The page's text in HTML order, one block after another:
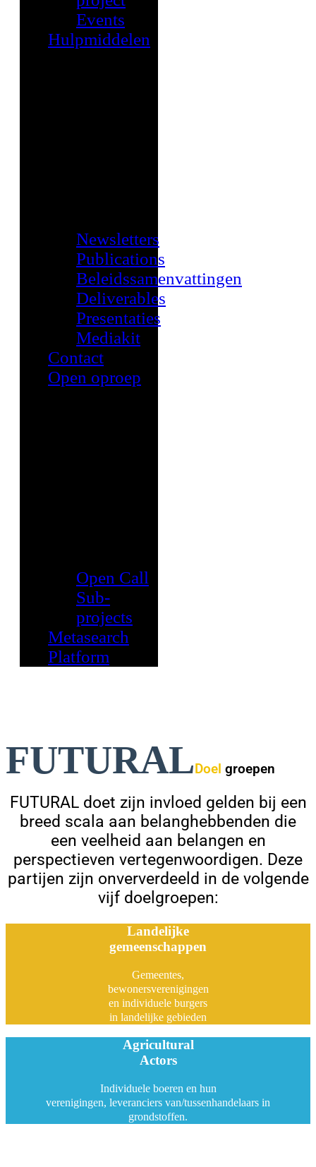
Events
Hulpmiddelen
Newsletters
Publications
Beleidssamenvattingen
Deliverables
Presentaties
Mediakit
Contact
Open oproep
Open Call
Sub-
projects
Metasearch
Platform
FUTURAL Doel groepen
FUTURAL doet zijn invloed gelden bij een
breed scala aan belanghebbenden die
een veelheid aan belangen en
perspectieven vertegenwoordigen. Deze
partijen zijn onververdeeld in de volgende
vijf doelgroepen:
Landelijke
gemeenschappen
Gemeentes,
bewonersverenigingen
en individuele burgers
in landelijke gebieden
Agricultural
Actors
Individuele boeren en hun
verenigingen, leveranciers van/tussenhandelaars in
grondstoffen.